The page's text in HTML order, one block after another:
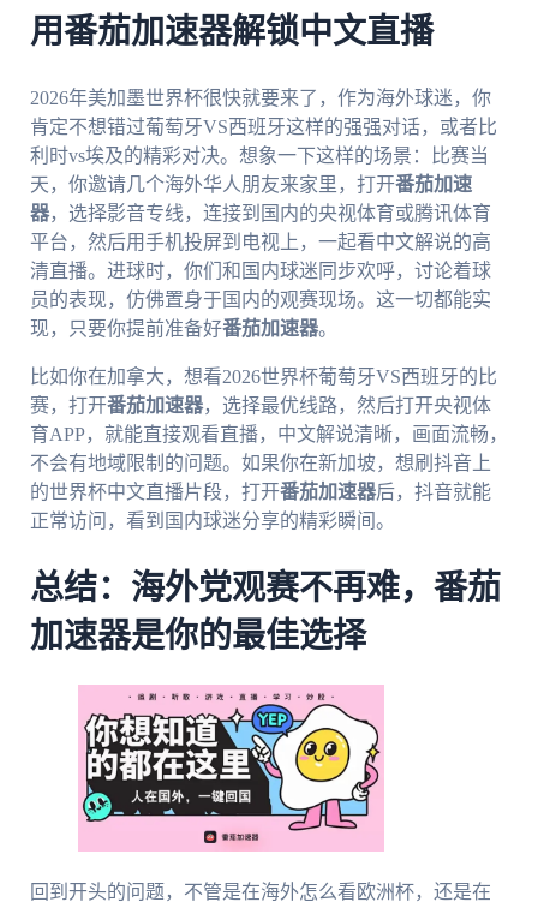
用番茄加速器解锁中文直播
2026年美加墨世界杯很快就要来了，作为海外球迷，你
肯定不想错过葡萄牙VS西班牙这样的强强对话，或者比
利时vs埃及的精彩对决。想象一下这样的场景：比赛当
天，你邀请几个海外华人朋友来家里，打开番茄加速
器，选择影音专线，连接到国内的央视体育或腾讯体育
平台，然后用手机投屏到电视上，一起看中文解说的高
清直播。进球时，你们和国内球迷同步欢呼，讨论着球
员的表现，仿佛置身于国内的观赛现场。这一切都能实
现，只要你提前准备好番茄加速器。
比如你在加拿大，想看2026世界杯葡萄牙VS西班牙的比
赛，打开番茄加速器，选择最优线路，然后打开央视体
育APP，就能直接观看直播，中文解说清晰，画面流畅，
不会有地域限制的问题。如果你在新加坡，想刷抖音上
的世界杯中文直播片段，打开番茄加速器后，抖音就能
正常访问，看到国内球迷分享的精彩瞬间。
总结：海外党观赛不再难，番茄
加速器是你的最佳选择
回到开头的问题，不管是在海外怎么看欧洲杯，还是在